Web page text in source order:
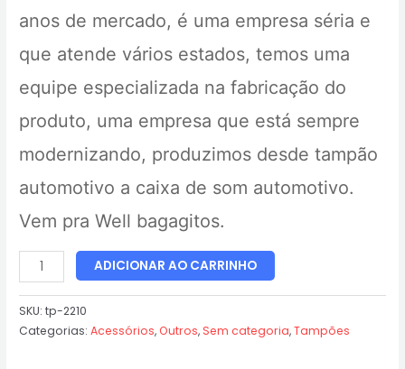
anos de mercado, é uma empresa séria e
que atende vários estados, temos uma
equipe especializada na fabricação do
produto, uma empresa que está sempre
modernizando, produzimos desde tampão
automotivo a caixa de som automotivo.
Vem pra Well bagagitos.
ADICIONAR AO CARRINHO
SKU:tp-2210
Categorias:Acessórios,Outros, Sem categoria,Tampões